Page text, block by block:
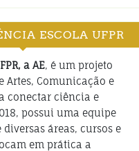
ESCOLA UFPR
a AE, é um projeto
Artes, Comunicação e
conectar ciência e
possui uma equipe
áreas, cursos e
em prática a